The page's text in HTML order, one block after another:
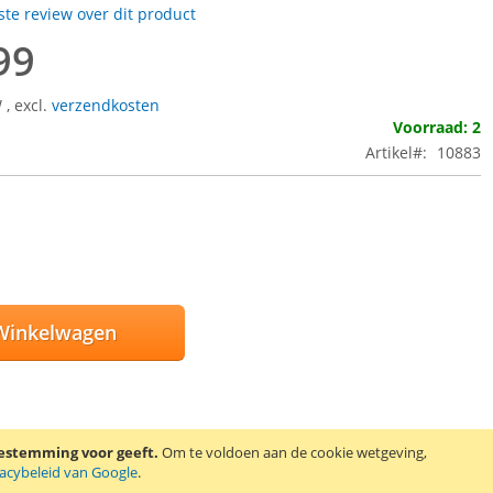
voor geeft. Om te voldoen aan de cookie wetgeving,
van Google.
review over dit product
, excl.verzendkosten
Voorraad: 2
Artikel
10883
AAN VERLANGLIJST
OM TE VERGELIJKEN